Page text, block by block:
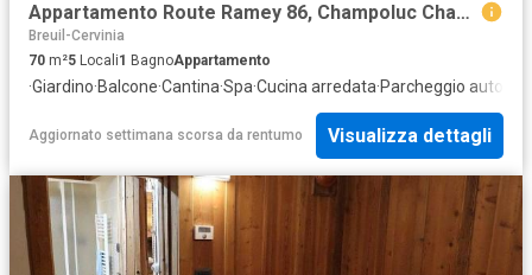
Appartamento Route Ramey 86, Champoluc Champlan, Ayas
Breuil-Cervinia
70 m²5 Locali1 BagnoAppartamento
·Giardino·Balcone·Cantina·Spa·Cucina arredata·Parcheggio auto
Aggiornato settimana scorsa da rentumo Visualizza dettagli